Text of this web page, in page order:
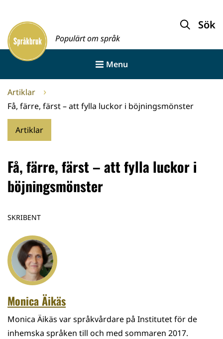
innehållet
Framsida
Populärt om språk
Sök
Menu
Artiklar
Få, färre, färst – att fylla luckor i böjningsmönster
Artiklar
Få, färre, färst – att fylla luckor i
böjningsmönster
SKRIBENT
Monica Äikäs
Monica Äikäs var språkvårdare på Institutet för de
inhemska språken till och med sommaren 2017.